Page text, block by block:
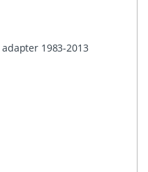
1983-2013